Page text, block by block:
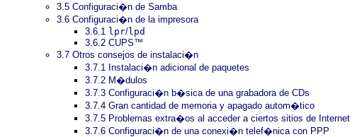
3.5 Configuraci�n de Samba
3.6 Configuraci�n de la impresora
3.6.1 lpr/lpd
3.6.2 CUPS™
3.7 Otros consejos de instalaci�n
3.7.1 Instalaci�n adicional de paquetes
3.7.2 M�dulos
3.7.3 Configuraci�n b�sica de una grabadora de CDs
3.7.4 Gran cantidad de memoria y apagado autom�tico
3.7.5 Problemas extra�os al acceder a ciertos sitios de Internet
3.7.6 Configuraci�n de una conexi�n telef�nica con PPP